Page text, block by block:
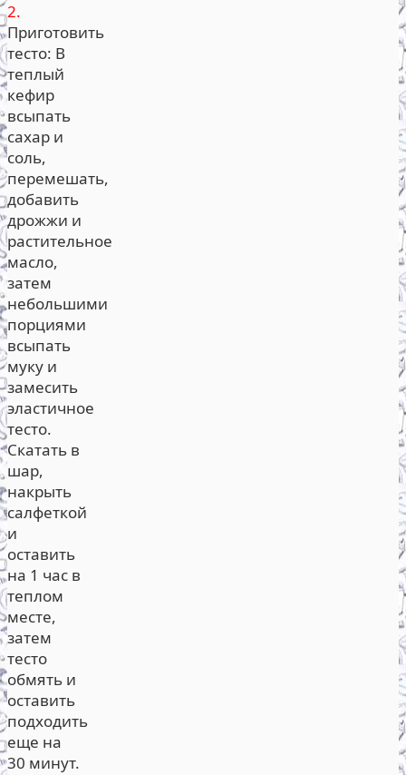
2.
Приготовить
тесто: В
теплый
кефир
всыпать
сахар и
соль,
перемешать,
добавить
дрожжи и
растительное
масло,
затем
небольшими
порциями
всыпать
муку и
замесить
эластичное
тесто.
Скатать в
шар,
накрыть
салфеткой
и
оставить
на 1 час в
теплом
месте,
затем
тесто
обмять и
оставить
подходить
еще на
30 минут.